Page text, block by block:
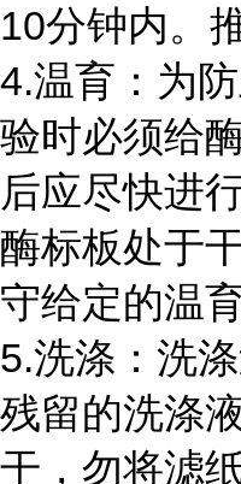
10分钟内。
4.温育：为
验时必须给
后应尽快进
酶标板处于
守给定的温
5.洗涤：洗
残留的洗涤
干，勿将滤